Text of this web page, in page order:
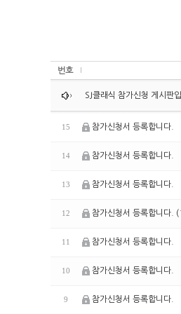
번호
SJ클래식 참가신청 게시판
15 참가신청서 등록합니다.
14 참가신청서 등록합니다.
13 참가신청서 등록합니다.
12 참가신청서 등록합니다.
11 참가신청서 등록합니다.
10 참가신청서 등록합니다.
9 참가신청서 등록합니다.